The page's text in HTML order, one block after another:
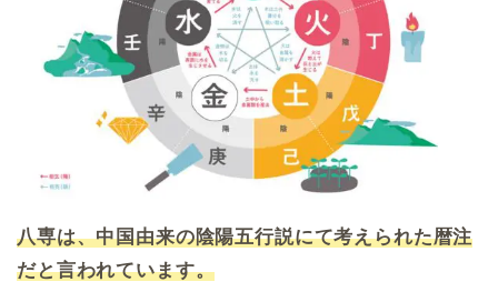
八専は、中国由来の陰陽五行説にて考えられた暦注
だと言われています。